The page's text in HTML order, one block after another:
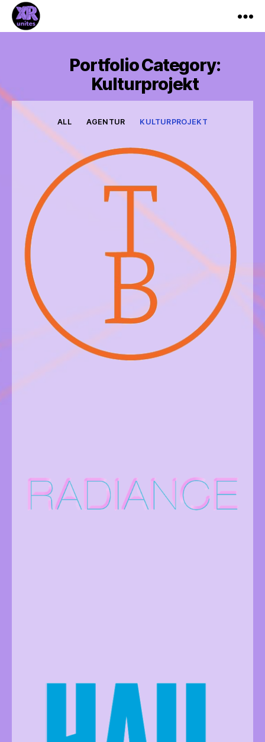
Portfolio Category:
Kulturprojekt
ALL AGENTUR KULTURPROJEKT